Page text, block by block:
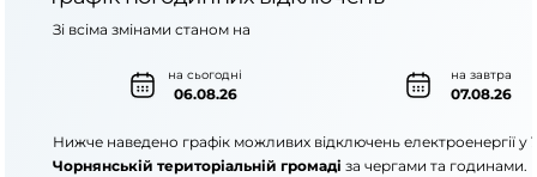
на сьогодні
06.08.26
на завтра
07.08.26
Зі всіма змінами станом на
Нижче наведено графік можливих відключень електроенергії у
Чорнянській територіальній громаді за чергами та годинами.